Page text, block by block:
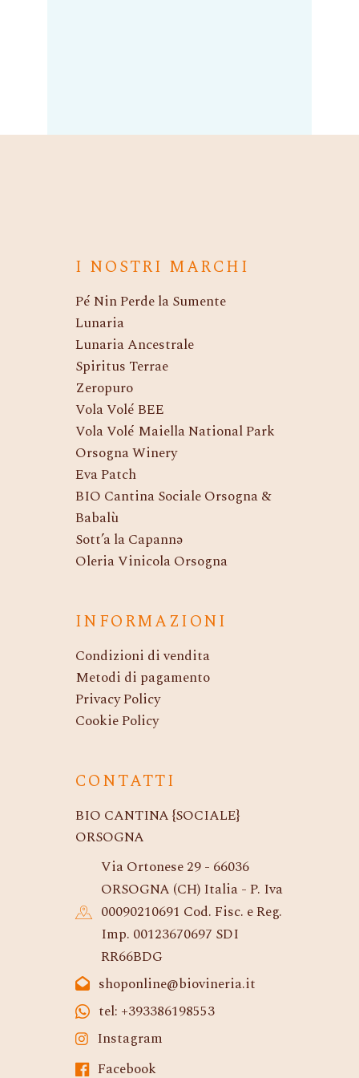
I NOSTRI MARCHI
Pé Nin Perde la Sumente
Lunaria
Lunaria Ancestrale
Spiritus Terrae
Zeropuro
Vola Volé BEE
Vola Volé Maiella National Park
Orsogna Winery
Eva Patch
BIO Cantina Sociale Orsogna &
Babalù
Sott’a la Capannə
Oleria Vinicola Orsogna
INFORMAZIONI
Condizioni di vendita
Metodi di pagamento
Privacy Policy
Cookie Policy
CONTATTI
BIO CANTINA {SOCIALE}
ORSOGNA
Via Ortonese 29 - 66036
ORSOGNA (CH) Italia - P. Iva
00090210691 Cod. Fisc. e Reg.
Imp. 00123670697 SDI
RR66BDG
shoponline@biovineria.it
tel: +393386198553
Instagram
Facebook